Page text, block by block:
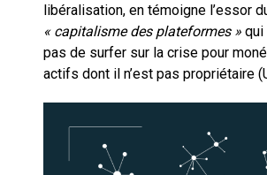
libéralisation, en témoigne l’essor
« capitalisme des plateformes » qui
pas de surfer sur la crise pour
actifs dont il n’est pas propriétaire